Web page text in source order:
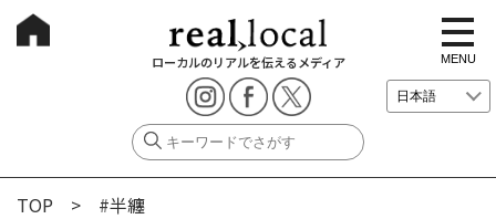
ローカルのリアルを伝えるメディア
t
o
g
g
e
i
MENU
TOP > #半纏